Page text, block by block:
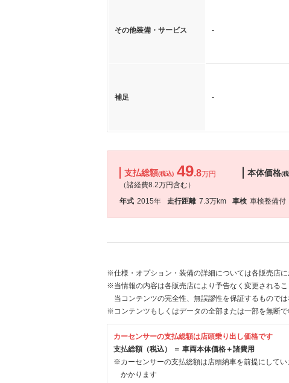
その他装備・サービス -
補足 -
支払総額(税込) 49.8万円
（諸経費8.2万円含む）
本体価格(
年式 2015年 走行距離 7.3万km 車検 車検整備付
※仕様・オプション・装備の詳細については各販売店に
※当情報の内容は各販売店により予告なく変更される
当コンテンツの完全性、無誤謬性を保証するもので
※コンテンツもしくはデータの全部または一部を無断で
カーセンサーの支払総額は店頭乗り出し価格です
支払総額（税込） ＝ 車両本体価格＋諸費用
※カーセンサーの支払総額は店頭納車を前提にして
かかります